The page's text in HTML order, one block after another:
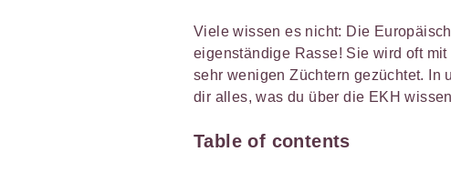
Viele wissen es nicht: Die
eigenständige Rasse! Sie wird oft
sehr wenigen Züchtern gezüchtet. In
dir alles, was du über die EKH
Table of contents